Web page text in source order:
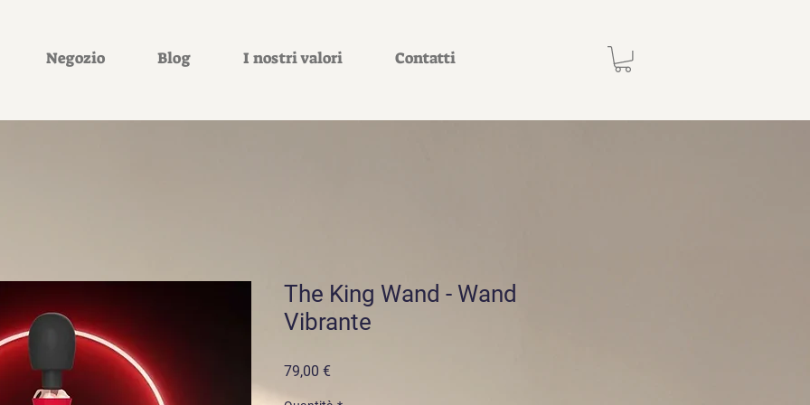
Negozio Blog I nostri valori Contatti
The King Wand - Wand
Vibrante
79,00 €